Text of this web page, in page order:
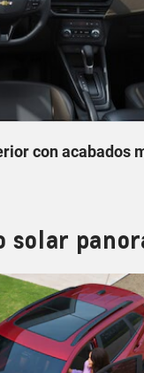
con acabados
solar